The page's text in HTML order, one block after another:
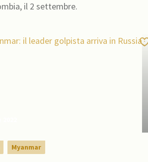
il 2 settembre.
Myanmar